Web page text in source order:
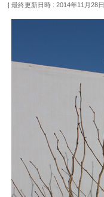
最終更新日時 : 2014年11月28日